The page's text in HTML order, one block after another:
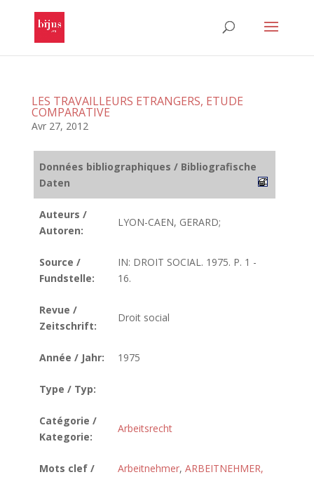
LES TRAVAILLEURS ETRANGERS, ETUDE
COMPARATIVE
Avr 27, 2012
Données bibliographiques / Bibliografische
Daten
Auteurs /
Autoren:
LYON-CAEN, GERARD;
Source /
Fundstelle:
IN: DROIT SOCIAL. 1975. P. 1 -
16.
Revue /
Zeitschrift:
Droit social
Année / Jahr: 1975
Type / Typ:
Catégorie /
Kategorie:
Arbeitsrecht
Mots clef /
Arbeitnehmer, ARBEITNEHMER,